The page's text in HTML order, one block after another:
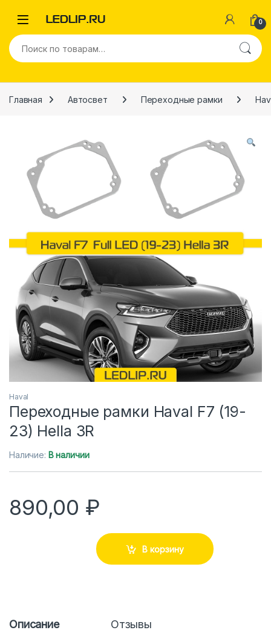
0
Искать:
Главная Автосвет Переходные рамки
Haval
Переходные рамки Haval F7 (19-
23) Hella 3R
Наличие: В наличии
890,00 ₽
В корзину
Описание Отзывы